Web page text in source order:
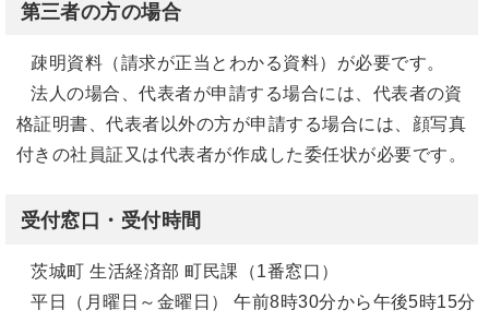
第三者の方の場合
疎明資料（請求が正当とわかる資料）が必要です。
法人の場合、代表者が申請する場合には、代表者の資
格証明書、代表者以外の方が申請する場合には、顔写真
付きの社員証又は代表者が作成した委任状が必要です。
受付窓口・受付時間
茨城町 生活経済部 町民課（1番窓口）
平日（月曜日～金曜日） 午前8時30分から午後5時15分